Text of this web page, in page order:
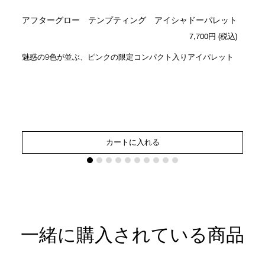
アフターグロー テンプティング アイシャドーパレット
7,700円 (税込)
魅惑の9色が並ぶ、ピンクの限定コンパクト入りアイパレット
カートに入れる
一緒に購入されている商品